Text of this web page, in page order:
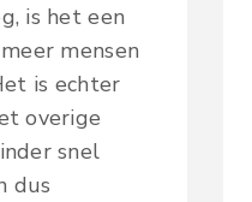
is het een
mensen
is echter
overige
snel
dus